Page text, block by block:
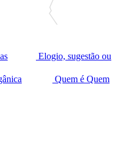
Elogio, sugestão ou
Quem é Quem